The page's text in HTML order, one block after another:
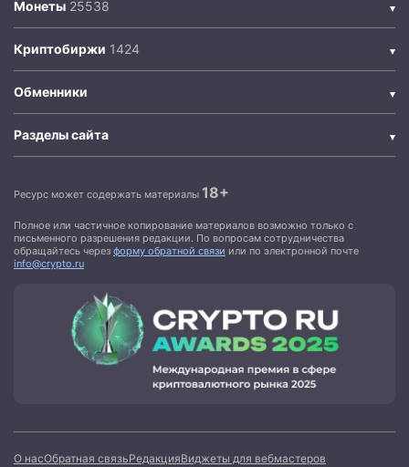
Монеты
Криптобиржи
Обменники
Разделы сайта
Ресурс может содержать материалы 18+
Полное или частичное копирование материалов возможно только с
письменного разрешения редакции. По вопросам сотрудничества
обращайтесь через форму обратной связи или по электронной почте
info@crypto.ru
О насОбратная связьРедакцияВиджеты для вебмастеров